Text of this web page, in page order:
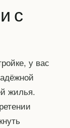
с
у вас
жилья.